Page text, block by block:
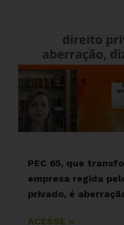
PEC 65, que
empresa regida
privado, é
ACESSE »